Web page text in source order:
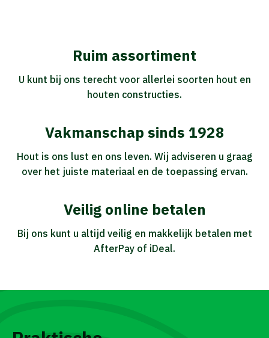
Ruim assortiment
U kunt bij ons terecht voor allerlei soorten hout en
houten constructies.
Vakmanschap sinds 1928
Hout is ons lust en ons leven. Wij adviseren u graag
over het juiste materiaal en de toepassing ervan.
Veilig online betalen
Bij ons kunt u altijd veilig en makkelijk betalen met
AfterPay of iDeal.